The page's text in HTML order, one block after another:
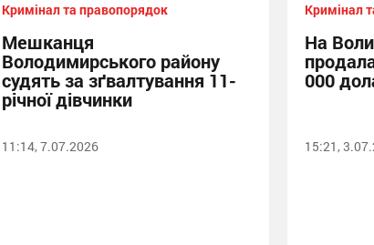
Кримінал та правопорядок
Мешканця
Володимирського району
судять за зґвалтування 11-
річної дівчинки
11:14, 7.07.2026
Кримінал
На
000
15:21,